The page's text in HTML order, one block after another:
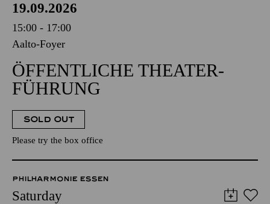
19.09.2026
15:00 - 17:00
Aalto-Foyer
ÖFFENTLICHE THEATER­
FÜHRUNG
SOLD OUT
Please try the box office
PHILHARMONIE ESSEN
Saturday